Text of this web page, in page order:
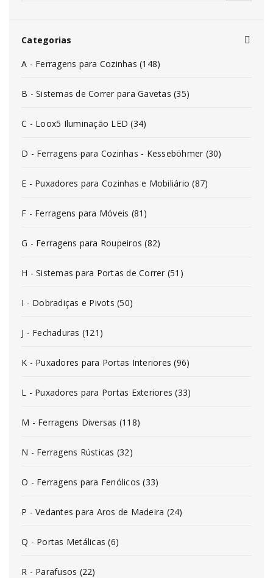
Categorias
A - Ferragens para Cozinhas (148)
B - Sistemas de Correr para Gavetas (35)
C - Loox5 Iluminação LED (34)
D - Ferragens para Cozinhas - Kesseböhmer (30)
E - Puxadores para Cozinhas e Mobiliário (87)
F - Ferragens para Móveis (81)
G - Ferragens para Roupeiros (82)
H - Sistemas para Portas de Correr (51)
I - Dobradiças e Pivots (50)
J - Fechaduras (121)
K - Puxadores para Portas Interiores (96)
L - Puxadores para Portas Exteriores (33)
M - Ferragens Diversas (118)
N - Ferragens Rústicas (32)
O - Ferragens para Fenólicos (33)
P - Vedantes para Aros de Madeira (24)
Q - Portas Metálicas (6)
R - Parafusos (22)